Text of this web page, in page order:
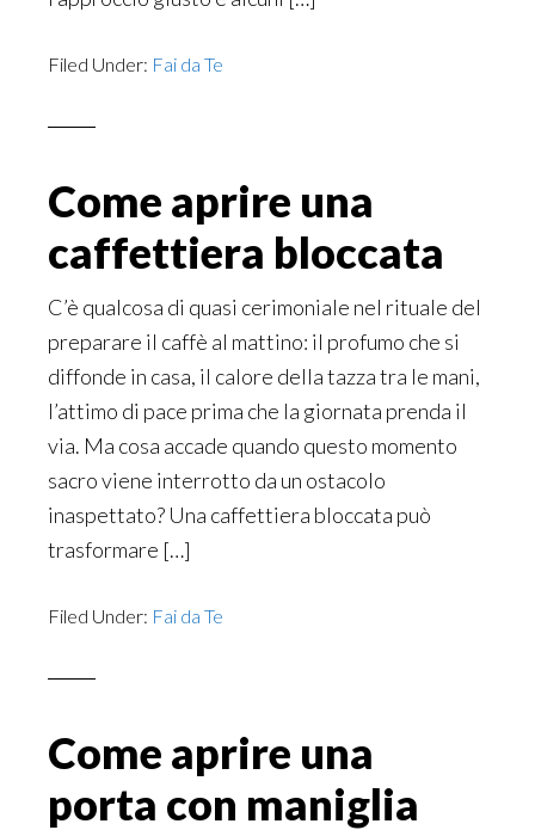
Filed Under: Fai da Te
Come aprire una
caffettiera bloccata
C’è qualcosa di quasi cerimoniale nel rituale del
preparare il caffè al mattino: il profumo che si
diffonde in casa, il calore della tazza tra le mani,
l’attimo di pace prima che la giornata prenda il
via. Ma cosa accade quando questo momento
sacro viene interrotto da un ostacolo
inaspettato? Una caffettiera bloccata può
trasformare […]
Filed Under: Fai da Te
Come aprire una
porta con maniglia